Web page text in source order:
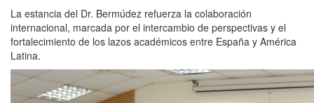
La estancia del Dr. Bermúdez refuerza la colaboración
internacional, marcada por el intercambio de perspectivas y el
fortalecimiento de los lazos académicos entre España y América
Latina.